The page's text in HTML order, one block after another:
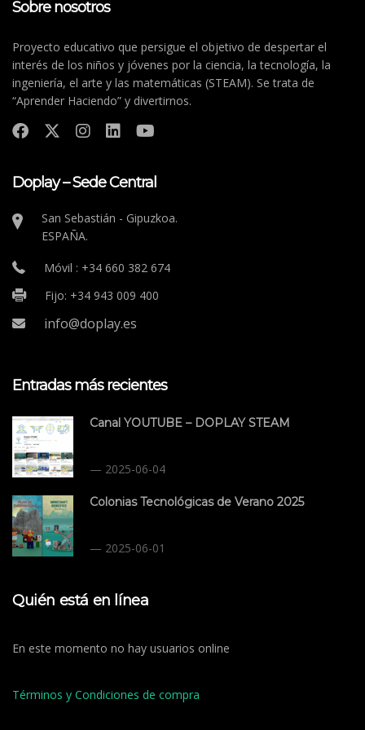
Sobre nosotros
Proyecto educativo que persigue el objetivo de despertar el
interés de los niños y jóvenes por la ciencia, la tecnología, la
ingeniería, el arte y las matemáticas (STEAM). Se trata de
“Aprender Haciendo” y divertirnos.
Doplay – Sede Central
San Sebastián - Gipuzkoa.
ESPAÑA.
Móvil : +34 660 382 674
Fijo: +34 943 009 400
info@doplay.es
Entradas más recientes
Canal YOUTUBE – DOPLAY STEAM
2025-06-04
Colonias Tecnológicas de Verano 2025
2025-06-01
Quién está en línea
En este momento no hay usuarios online
Términos y Condiciones de compra